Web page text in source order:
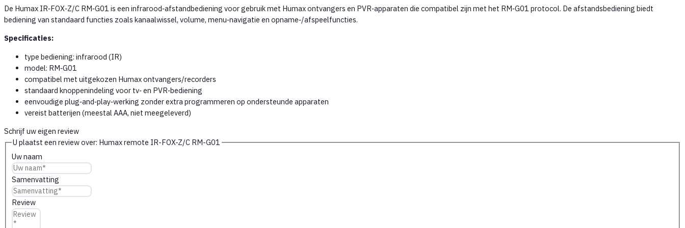
De Humax IR‑FOX‑Z/C RM‑G01 is een infrarood‑afstandbediening voor gebruik met Humax ontvangers en PVR‑apparaten die compatibel zijn met het RM‑G01 protocol. De afstandsbediening biedt
bediening van standaard functies zoals kanaalwissel, volume, menu‑navigatie en opname‑/afspeelfuncties.
Specificaties:
type bediening: infrarood (IR)
model: RM‑G01
compatibel met uitgekozen Humax ontvangers/recorders
standaard knoppenindeling voor tv‑ en PVR‑bediening
eenvoudige plug‑and‑play‑werking zonder extra programmeren op ondersteunde apparaten
vereist batterijen (meestal AAA, niet meegeleverd)
Schrijf uw eigen review
U plaatst een review over: Humax remote IR-FOX-Z/C RM-G01
Uw naam
Samenvatting
Review